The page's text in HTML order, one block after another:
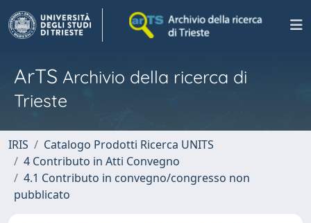
ArTS Archivio della ricerca di
Trieste
IRIS
Catalogo Prodotti Ricerca UNITS
4 Contributo in Atti Convegno
4.1 Contributo in convegno/congresso non
pubblicato